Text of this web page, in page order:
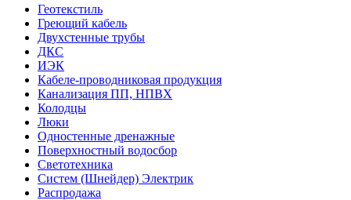
Геотекстиль
Греющий кабель
Двухстенные трубы
ДКС
ИЭК
Кабеле-проводниковая продукция
Канализация ПП, НПВХ
Колодцы
Люки
Одностенные дренажные
Поверхностный водосбор
Светотехника
Систем (Шнейдер) Электрик
Распродажа